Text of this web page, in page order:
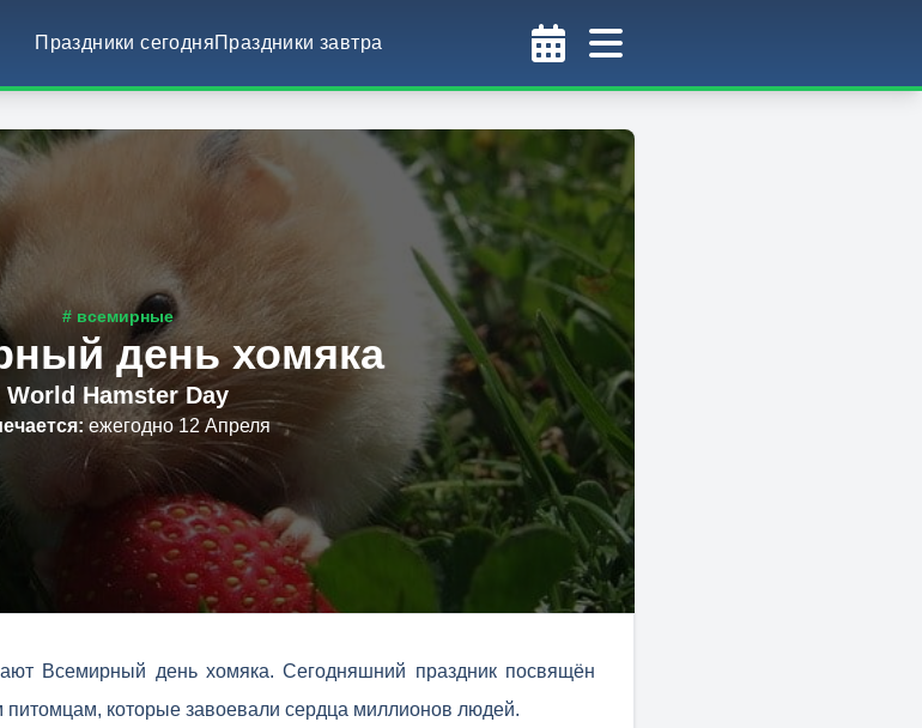
Праздники сегодняПраздники завтра
# всемирные
день хомяка
World Hamster Day
:ежегодно 12 Апреля
Всемирный день хомяка. Сегодняшний праздник посвящён
которые завоевали сердца миллионов людей.